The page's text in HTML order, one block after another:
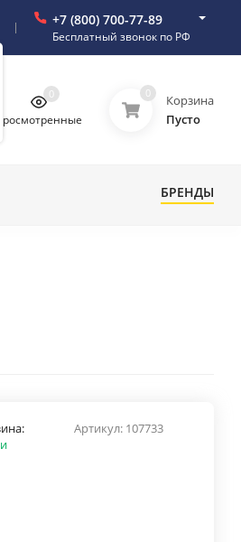
+7 (800) 700-77-89
Бесплатный звонок по РФ
Просмотренные
0 0
Корзина
Пусто
БРЕНДЫ
Артикул: 107733